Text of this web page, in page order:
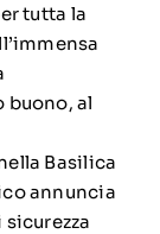
tutta la
buono, al
Basilica
annuncia